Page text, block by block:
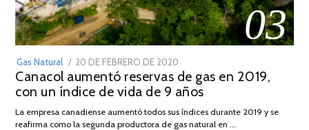
03
Gas Natural
POSTED
ON
20 DE FEBRERO DE 2020
DE
JULIO
2025
Canacol aumentó reservas de gas en 2019,
con un índice de vida de 9 años
La empresa canadiense aumentó todos sus índices durante 2019 y se
reafirma como la segunda productora de gas natural en …